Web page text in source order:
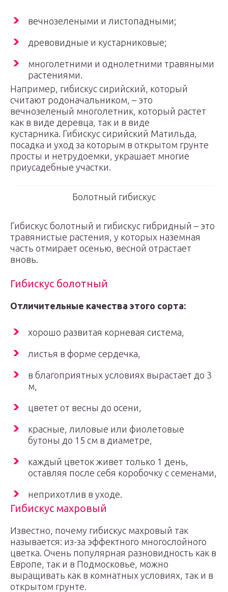
вечнозелеными и листопадными;
древовидные и кустарниковые;
многолетними и однолетними травяными
растениями.
Например, гибискус сирийский, который
считают родоначальником, – это
вечнозеленый многолетник, который растет
как в виде деревца, так и в виде
кустарника. Гибискус сирийский Матильда,
посадка и уход за которым в открытом грунте
просты и нетрудоемки, украшает многие
приусадебные участки.
Болотный гибискус
Гибискус болотный и гибискус гибридный – это
травянистые растения, у которых наземная
часть отмирает осенью, весной отрастает
вновь.
Гибискус болотный
Отличительные качества этого сорта:
хорошо развитая корневая система,
листья в форме сердечка,
в благоприятных условиях вырастает до 3
м,
цветет от весны до осени,
красные, лиловые или фиолетовые
бутоны до 15 см в диаметре,
каждый цветок живет только 1 день,
оставляя после себя коробочку с семенами,
неприхотлив в уходе.
Гибискус махровый
Известно, почему гибискус махровый так
называется: из-за эффектного многослойного
цветка. Очень популярная разновидность как в
Европе, так и в Подмосковье, можно
выращивать как в комнатных условиях, так и в
открытом грунте.